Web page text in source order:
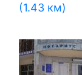
(1.43 км)